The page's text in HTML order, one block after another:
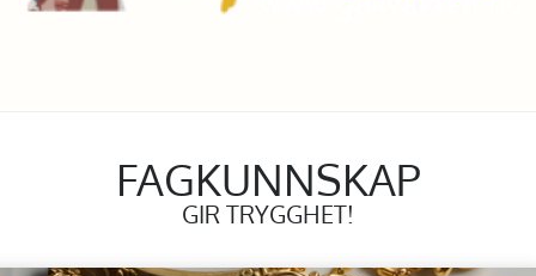
FAGKUNNSKAP
GIR TRYGGHET!